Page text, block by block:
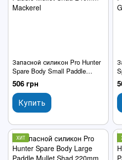
Запасной силикон Pro Hunter
Spare Body Small Paddle
Mullet Shad 240mm Mackerel
506 грн
Купить
ХИТ